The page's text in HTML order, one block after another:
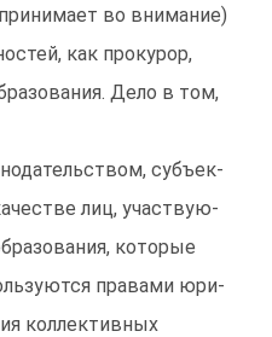
во внимание)
как прокурор,
Дело в том,
субъек-
лиц, участвую-
которые
правами юри-
коллективных